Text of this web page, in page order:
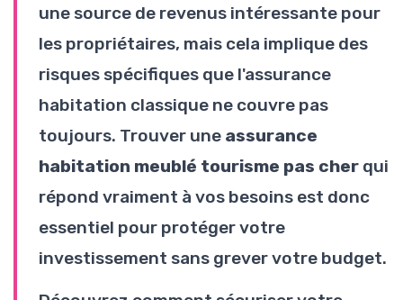
une source de revenus intéressante pour
les propriétaires, mais cela implique des
risques spécifiques que l'assurance
habitation classique ne couvre pas
toujours. Trouver une assurance
habitation meublé tourisme pas cher qui
répond vraiment à vos besoins est donc
essentiel pour protéger votre
investissement sans grever votre budget.